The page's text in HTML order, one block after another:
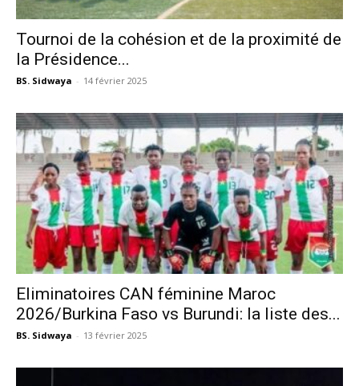
Tournoi de la cohésion et de la proximité de
la Présidence...
BS. Sidwaya - 14 février 2025
Eliminatoires CAN féminine Maroc
2026/Burkina Faso vs Burundi: la liste des...
BS. Sidwaya - 13 février 2025